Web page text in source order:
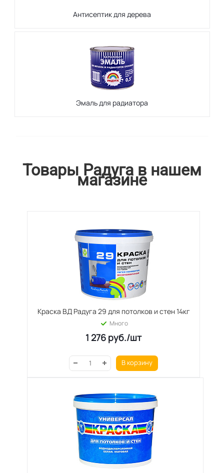
Антисептик для дерева
Эмаль для радиатора
Товары Радуга в нашем
магазине
Краска ВД Радуга 29 для потолков и стен 14кг
Много
1 276 руб./шт
В корзину